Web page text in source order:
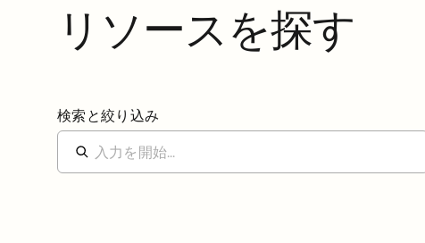
リソースを探す
検索と絞り込み